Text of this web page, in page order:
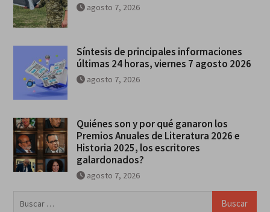
agosto 7, 2026
Síntesis de principales informaciones
últimas 24 horas, viernes 7 agosto 2026
agosto 7, 2026
Quiénes son y por qué ganaron los
Premios Anuales de Literatura 2026 e
Historia 2025, los escritores
galardonados?
agosto 7, 2026